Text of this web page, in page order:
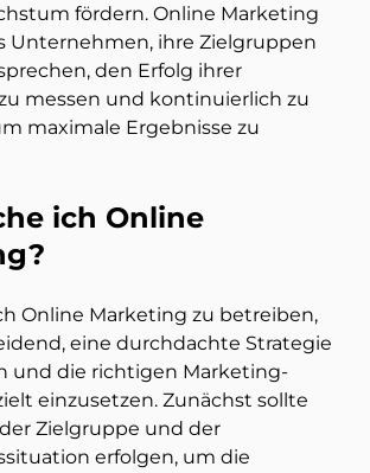
fördern. Online Marketing
Unternehmen, ihre Zielgruppen
den Erfolg ihrer
messen und kontinuierlich zu
maximale Ergebnisse zu
ich Online
Online Marketing zu betreiben,
eine durchdachte Strategie
und die richtigen Marketing-
einzusetzen. Zunächst sollte
Zielgruppe und der
erfolgen, um die